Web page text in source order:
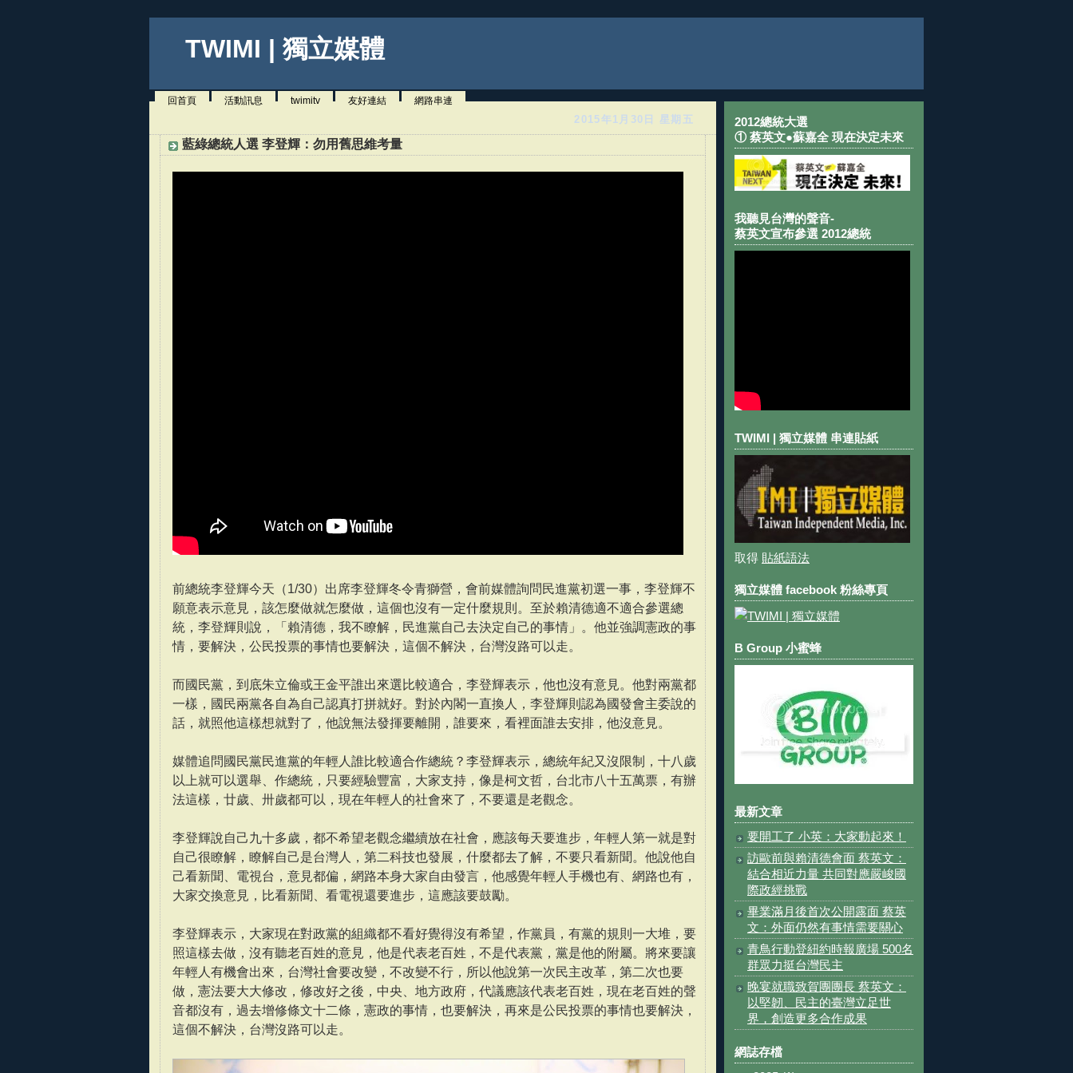
TWIMI | 獨立媒體
回首頁 活動訊息 twimitv 友好連結 網路串連
2015年1月30日 星期五
藍綠總統人選 李登輝：勿用舊思維考量
前總統李登輝今天（1/30）出席李登輝冬令青獅營，會前媒體詢問民進黨初選一事，李登輝不
願意表示意見，該怎麼做就怎麼做，這個也沒有一定什麼規則。至於賴清德適不適合參選總
統，李登輝則說，「賴清德，我不瞭解，民進黨自己去決定自己的事情」。他並強調憲政的事
情，要解決，公民投票的事情也要解決，這個不解決，台灣沒路可以走。
而國民黨，到底朱立倫或王金平誰出來選比較適合，李登輝表示，他也沒有意見。他對兩黨都
一樣，國民兩黨各自為自己認真打拼就好。對於內閣一直換人，李登輝則認為國發會主委說的
話，就照他這樣想就對了，他說無法發揮要離開，誰要來，看裡面誰去安排，他沒意見。
媒體追問國民黨民進黨的年輕人誰比較適合作總統？李登輝表示，總統年紀又沒限制，十八歲
以上就可以選舉、作總統，只要經驗豐富，大家支持，像是柯文哲，台北市八十五萬票，有辦
法這樣，廿歲、卅歲都可以，現在年輕人的社會來了，不要還是老觀念。
李登輝說自己九十多歲，都不希望老觀念繼續放在社會，應該每天要進步，年輕人第一就是對
自己很瞭解，瞭解自己是台灣人，第二科技也發展，什麼都去了解，不要只看新聞。他說他自
己看新聞、電視台，意見都偏，網路本身大家自由發言，他感覺年輕人手機也有、網路也有，
大家交換意見，比看新聞、看電視還要進步，這應該要鼓勵。
李登輝表示，大家現在對政黨的組織都不看好覺得沒有希望，作黨員，有黨的規則一大堆，要
照這樣去做，沒有聽老百姓的意見，他是代表老百姓，不是代表黨，黨是他的附屬。將來要讓
年輕人有機會出來，台灣社會要改變，不改變不行，所以他說第一次民主改革，第二次也要
做，憲法要大大修改，修改好之後，中央、地方政府，代議應該代表老百姓，現在老百姓的聲
音都沒有，過去增修條文十二條，憲政的事情，也要解決，再來是公民投票的事情也要解決，
這個不解決，台灣沒路可以走。
2012總統大選
① 蔡英文●蘇嘉全 現在決定未來
我聽見台灣的聲音-
蔡英文宣布參選 2012總統
TWIMI | 獨立媒體 串連貼紙
取得 貼紙語法
獨立媒體 facebook 粉絲專頁
B Group 小蜜蜂
最新文章
要開工了 小英：大家動起來！
訪歐前與賴清德會面 蔡英文：
結合相近力量 共同對應嚴峻國
際政經挑戰
畢業滿月後首次公開露面 蔡英
文：外面仍然有事情需要關心
青鳥行動登紐約時報廣場 500名
群眾力挺台灣民主
晚宴就職致賀團團長 蔡英文：
以堅韌、民主的臺灣立足世
界，創造更多合作成果
網誌存檔